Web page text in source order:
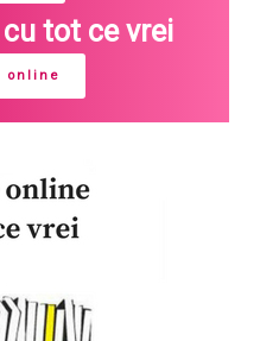
tot ce vrei
online